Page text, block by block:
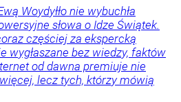
Woydyłło nie wybuchła
słowa o Idze Świątek.
częściej za ekspercką
wygłaszane bez wiedzy, faktów
od dawna premiuje nie
lecz tych, którzy mówią